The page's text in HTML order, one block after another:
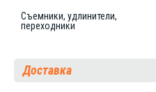
Съемники, удлинители,
переходники
Доставка